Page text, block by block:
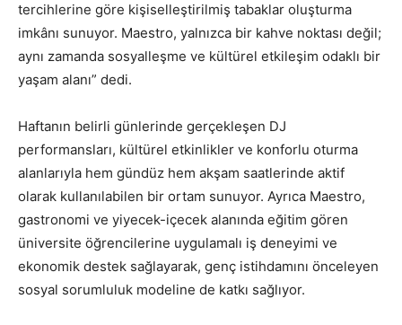
tercihlerine göre kişiselleştirilmiş tabaklar oluşturma
imkânı sunuyor. Maestro, yalnızca bir kahve noktası değil;
aynı zamanda sosyalleşme ve kültürel etkileşim odaklı bir
yaşam alanı” dedi.
Haftanın belirli günlerinde gerçekleşen DJ
performansları, kültürel etkinlikler ve konforlu oturma
alanlarıyla hem gündüz hem akşam saatlerinde aktif
olarak kullanılabilen bir ortam sunuyor. Ayrıca Maestro,
gastronomi ve yiyecek-içecek alanında eğitim gören
üniversite öğrencilerine uygulamalı iş deneyimi ve
ekonomik destek sağlayarak, genç istihdamını önceleyen
sosyal sorumluluk modeline de katkı sağlıyor.